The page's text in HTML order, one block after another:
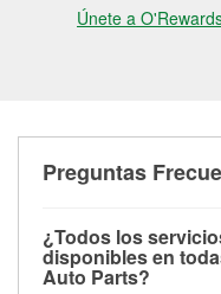
Únete a
Preguntas
¿Todos los
disponibles en
Auto Parts?